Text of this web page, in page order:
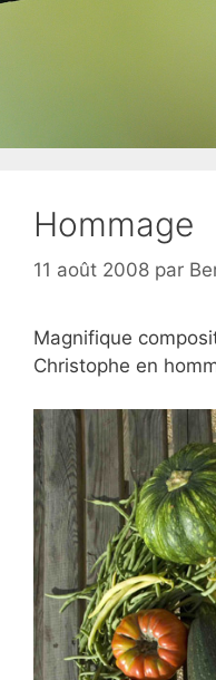
Hommage
11 août 2008 par
Magnifique
Christophe en